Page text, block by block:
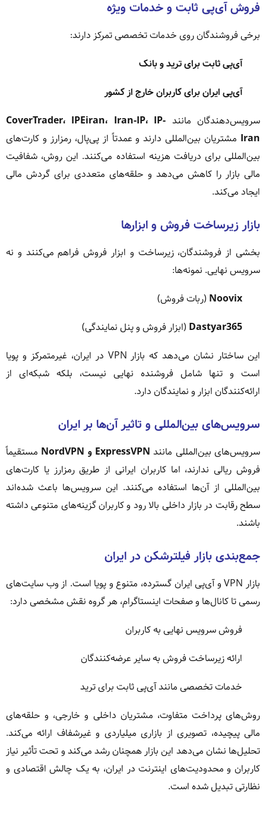
فروش آی‌پی ثابت و خدمات ویژه
برخی فروشندگان روی خدمات تخصصی تمرکز دارند:
آی‌پی ثابت برای ترید و بانک
آی‌پی ایران برای کاربران خارج از کشور
سرویس‌دهندگان مانند CoverTrader، IPEiran، Iran-IP، IP-
Iran مشتریان بین‌المللی دارند و عمدتاً از پی‌پال، رمزارز و کارت‌های
بین‌المللی برای دریافت هزینه استفاده می‌کنند. این روش، شفافیت
مالی بازار را کاهش می‌دهد و حلقه‌های متعددی برای گردش مالی
ایجاد می‌کند.
بازار زیرساخت فروش و ابزارها
بخشی از فروشندگان، زیرساخت و ابزار فروش فراهم می‌کنند و نه
سرویس نهایی. نمونه‌ها:
Noovix (ربات فروش)
Dastyar365 (ابزار فروش و پنل نمایندگی)
این ساختار نشان می‌دهد که بازار VPN در ایران، غیرمتمرکز و پویا
است و تنها شامل فروشنده نهایی نیست، بلکه شبکه‌ای از
ارائه‌کنندگان ابزار و نمایندگان دارد.
سرویس‌های بین‌المللی و تاثیر آن‌ها بر ایران
سرویس‌های بین‌المللی مانند ExpressVPN و NordVPN
مستقیماً
فروش ریالی ندارند، اما کاربران ایرانی از طریق رمزارز یا کارت‌های
بین‌المللی از آن‌ها استفاده می‌کنند. این سرویس‌ها باعث شده‌اند
سطح رقابت در بازار داخلی بالا رود و کاربران گزینه‌های متنوعی داشته
باشند.
جمع‌بندی بازار فیلترشکن در ایران
بازار VPN و آی‌پی ایران گسترده، متنوع و پویا است. از وب سایت‌های
رسمی تا کانال‌ها و صفحات اینستاگرام، هر گروه نقش مشخصی دارد:
فروش سرویس نهایی به کاربران
ارائه زیرساخت فروش به سایر عرضه‌کنندگان
خدمات تخصصی مانند آی‌پی ثابت برای ترید
روش‌های پرداخت متفاوت، مشتریان داخلی و خارجی، و حلقه‌های
مالی پیچیده، تصویری از بازاری میلیاردی و غیرشفاف ارائه می‌کند.
تحلیل‌ها نشان می‌دهد این بازار همچنان رشد می‌کند و تحت تأثیر نیاز
کاربران و محدودیت‌های اینترنت در ایران، به یک چالش اقتصادی و
نظارتی تبدیل شده است.